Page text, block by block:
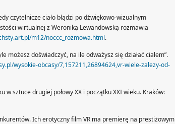
czytelnicze ciało błądzi po dźwiękowo-wizualnym
wirtualnej z Weroniką Lewandowską rozmawia
m12/noccc_rozmowa.html.
możesz doświadczyć, na ile odważysz się działać ciałem”.
wysokie-obcasy/7,157211,26894624,vr-wiele-zalezy-od-
sztuce drugiej połowy XX i początku XXI wieku. Kraków:
Ich erotyczny film VR ma premierę na prestiżowym